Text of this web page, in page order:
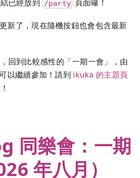
已經放到 /party 頁面囉！
新了，現在隨機按鈕也會包含最新
回到比較感性的「一期一會」，由
以繼續參加！請到 ikuka 的主題頁
同樂會：一期
年八月）